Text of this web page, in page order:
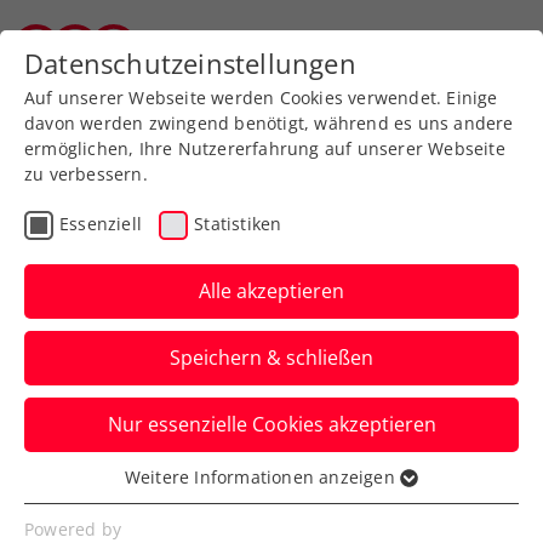
WTA
WTA-Challenger Cali:
Kraus kämpft um
Premierentriumph
Österreichs Nummer zwei steht in
Kolumbien bereits im Finale – nach
einem Tenniskrimi mit Happy End.
Verfasst von: Manuel Wachta, 01.11.2025
Datenschutzeinstellungen
Auf unserer Webseite werden Cookies verwendet. Einige
davon werden zwingend benötigt, während es uns andere
ermöglichen, Ihre Nutzererfahrung auf unserer Webseite
zu verbessern.
Essenziell Statistiken
Alle akzeptieren
Speichern & schließen
Nur essenzielle Cookies akzeptieren
Essenziell
Essenzielle Cookies werden für grundlegende
Weitere Informationen anzeigen
Powered by